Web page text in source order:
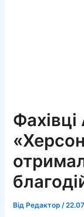
Фахівці
Від Редактор/